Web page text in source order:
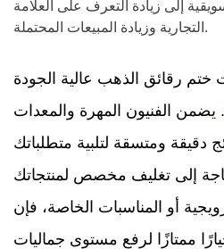
إلى زيادة التعرف على العلامة
التجارية وزيادة المبيعات المحتملة.
رقائق الذهب عالية الجودة
. يضمن الفنيون المهرة والمعدات
دقيقة ومتسقة لتلبية متطلباتك
إلى تغليف مخصص لمنتجاتك
أو المناسبات الخاصة، فإن
ممتازًا لرفع مستوى جماليات